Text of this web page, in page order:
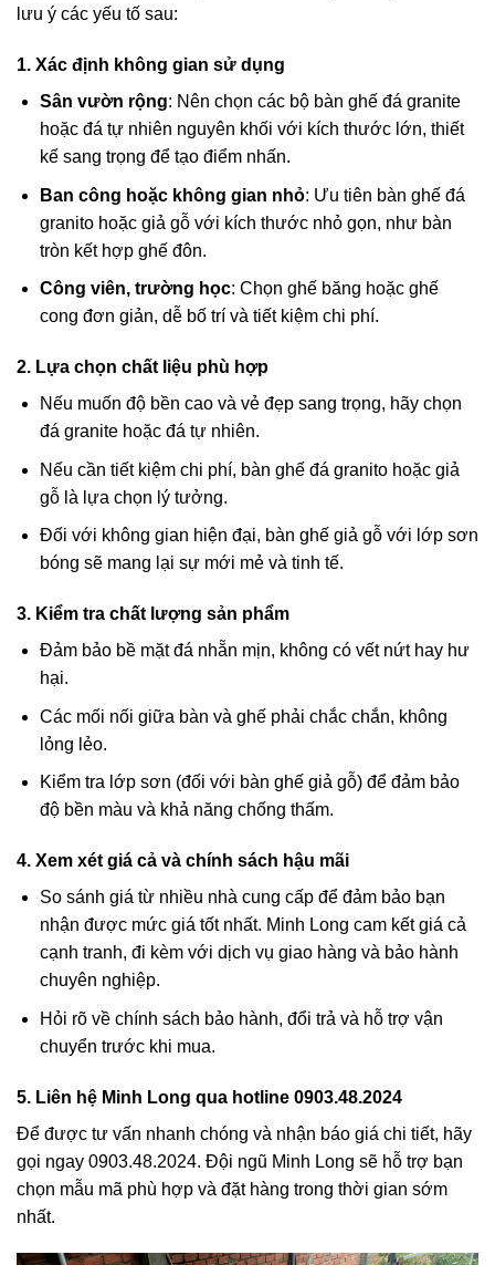
lưu ý các yếu tố sau:
1. Xác định không gian sử dụng
Sân vườn rộng: Nên chọn các bộ bàn ghế đá granite
hoặc đá tự nhiên nguyên khối với kích thước lớn, thiết
kế sang trọng để tạo điểm nhấn.
Ban công hoặc không gian nhỏ: Ưu tiên bàn ghế đá
granito hoặc giả gỗ với kích thước nhỏ gọn, như bàn
tròn kết hợp ghế đôn.
Công viên, trường học: Chọn ghế băng hoặc ghế
cong đơn giản, dễ bố trí và tiết kiệm chi phí.
2. Lựa chọn chất liệu phù hợp
Nếu muốn độ bền cao và vẻ đẹp sang trọng, hãy chọn
đá granite hoặc đá tự nhiên.
Nếu cần tiết kiệm chi phí, bàn ghế đá granito hoặc giả
gỗ là lựa chọn lý tưởng.
Đối với không gian hiện đại, bàn ghế giả gỗ với lớp sơn
bóng sẽ mang lại sự mới mẻ và tinh tế.
3. Kiểm tra chất lượng sản phẩm
Đảm bảo bề mặt đá nhẵn mịn, không có vết nứt hay hư
hại.
Các mối nối giữa bàn và ghế phải chắc chắn, không
lỏng lẻo.
Kiểm tra lớp sơn (đối với bàn ghế giả gỗ) để đảm bảo
độ bền màu và khả năng chống thấm.
4. Xem xét giá cả và chính sách hậu mãi
So sánh giá từ nhiều nhà cung cấp để đảm bảo bạn
nhận được mức giá tốt nhất. Minh Long cam kết giá cả
cạnh tranh, đi kèm với dịch vụ giao hàng và bảo hành
chuyên nghiệp.
Hỏi rõ về chính sách bảo hành, đổi trả và hỗ trợ vận
chuyển trước khi mua.
5. Liên hệ Minh Long qua hotline 0903.48.2024
Để được tư vấn nhanh chóng và nhận báo giá chi tiết, hãy
gọi ngay 0903.48.2024. Đội ngũ Minh Long sẽ hỗ trợ bạn
chọn mẫu mã phù hợp và đặt hàng trong thời gian sớm
nhất.